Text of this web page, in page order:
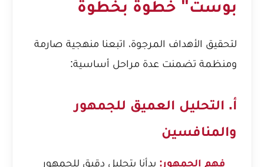
بوست" خطوة بخطوة
لتحقيق الأهداف المرجوة، اتبعنا منهجية صارمة
ومنظمة تضمنت عدة مراحل أساسية:
أ. التحليل العميق للجمهور
والمنافسين
فهم الجمهور: بدأنا بتحليل دقيق للجمهور